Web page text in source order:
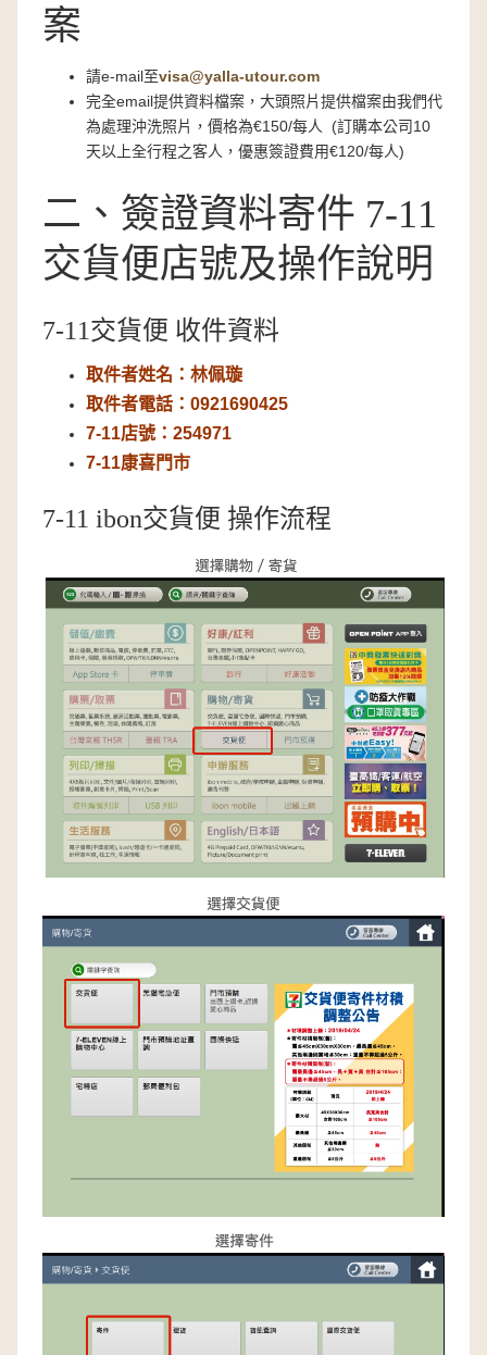
案
請e-mail至visa@yalla-utour.com
完全email提供資料檔案，大頭照片提供檔案由我們代
為處理沖洗照片，價格為€150/每人 (訂購本公司10
天以上全行程之客人，優惠簽證費用€120/每人)
二、簽證資料寄件 7-11
交貨便店號及操作說明
7-11交貨便 收件資料
取件者姓名：林佩璇
取件者電話：0921690425
7-11店號：254971
7-11康喜門市
7-11 ibon交貨便 操作流程